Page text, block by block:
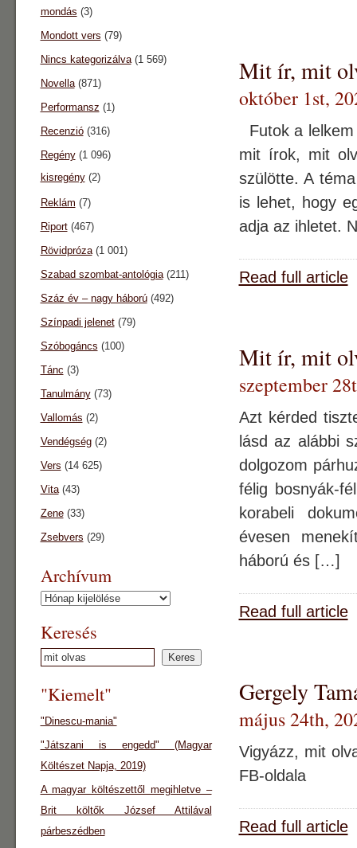
Mit ír, mit
október 1st,
Futok a
mit írok, mit
szülötte. A
is lehet, hogy
adja az ihletet.
Read full article
Mit ír, mit
szeptember
Azt kérded
lásd az alábbi
dolgozom
félig bosnyák-
korabeli
évesen
háború és […]
Read full article
Gergely
május 24th,
Vigyázz, mit
FB-oldala
Read full article
mondás (3)
Mondott vers (79)
Nincs kategorizálva(1 569)
Novella(871)
Performansz (1)
Recenzió(316)
Regény(1 096)
kisregény(2)
Reklám (7)
Riport(467)
Rövidpróza(1 001)
Szabad szombat-antológia(211)
Száz év – nagy háború(492)
Színpadi jelenet(79)
Szóbogáncs (100)
Tánc (3)
Tanulmány(73)
Vallomás (2)
Vendégség(2)
Vers (14 625)
Vita(43)
Zene(33)
Zsebvers (29)
Archívum
Archívum
Keresés
"Kiemelt"
"Dinescu-mania"
"Játszani is engedd" (Magyar
Költészet Napja, 2019)
A magyar költészettől megihletve –
Brit költők József Attilával
párbeszédben